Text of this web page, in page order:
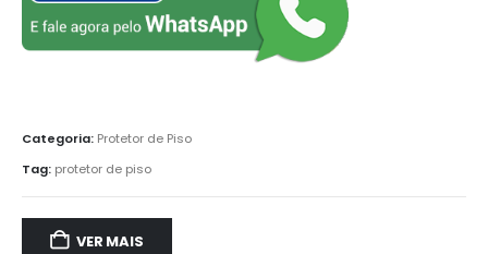
Categoria: Protetor de Piso
Tag: protetor de piso
VER MAIS